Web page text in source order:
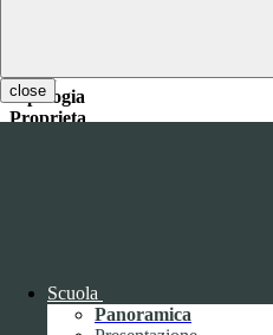
close
Scuola
Panoramica
Nome
Tipologia
Proprieta
Durata:Sessione
Nome:VISITOR_INFO1_LIVE